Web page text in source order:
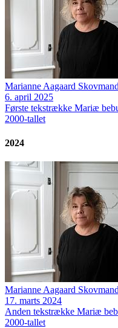
Marianne Aagaard
6. april 2025
Første tekstrække Mariæ
2000-tallet
2024
Marianne Aagaard
17. marts 2024
Anden tekstrække Mariæ
2000-tallet